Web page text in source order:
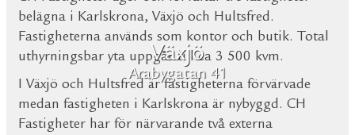
Växjö
Arabygatan 41
belägna i Karlskrona, Växjö och Hultsfred.
Fastigheterna används som kontor och butik. Total
uthyrningsbar yta uppgår till ca 3 500 kvm.
I Växjö och Hultsfred är fastigheterna förvärvade
medan fastigheten i Karlskrona är nybyggd. CH
Fastigheter har för närvarande två externa